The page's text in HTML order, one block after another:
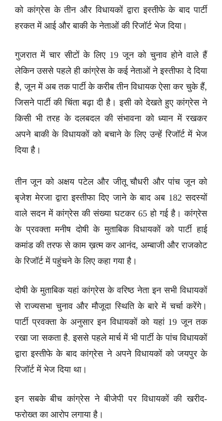
को कांग्रेस के तीन और विधायकों द्वारा इस्तीफे के बाद पार्टी
हरकत में आई और बाकी के नेताओं की रिजॉर्ट भेज दिया।
गुजरात में चार सीटों के लिए 19 जून को चुनाव होने वाले हैं
लेकिन उससे पहले ही कांग्रेस के कई नेताओं ने इस्तीफा दे दिया
है, जून में अब तक पार्टी के करीब तीन विधायक ऐसा कर चुके हैं,
जिसने पार्टी की चिंता बढ़ा दी है। इसी को देखते हुए कांग्रेस ने
किसी भी तरह के दलबदल की संभावना को ध्यान में रखकर
अपने बाकी के विधायकों को बचाने के लिए उन्हें रिजॉर्ट में भेज
दिया है।
तीन जून को अक्षय पटेल और जीतू चौधरी और पांच जून को
बृजेश मेरजा द्वारा इस्तीफा दिए जाने के बाद अब 182 सदस्यों
वाले सदन में कांग्रेस की संख्या घटकर 65 हो गई है। कांग्रेस
के प्रवक्ता मनीष दोषी के मुताबिक विधायकों को पार्टी हाई
कमांड की तरफ से काम ख़त्म कर आनंद, अम्बाजी और राजकोट
के रिजॉर्ट में पहुंचने के लिए कहा गया है।
दोषी के मुताबिक यहां कांग्रेस के वरिष्ठ नेता इन सभी विधायकों
से राज्यसभा चुनाव और मौजूदा स्थिति के बारे में चर्चा करेंगे।
पार्टी प्रवक्ता के अनुसार इन विधायकों को यहां 19 जून तक
रखा जा सकता है. इससे पहले मार्च में भी पार्टी के पांच विधायकों
द्वारा इस्तीफे के बाद कांग्रेस ने अपने विधायकों को जयपुर के
रिजॉर्ट में भेज दिया था।
इन सबके बीच कांग्रेस ने बीजेपी पर विधायकों की खरीद-
फरोख्त का आरोप लगाया है।